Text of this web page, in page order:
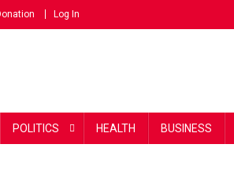
Log In
POLITICS HEALTH BUSINESS